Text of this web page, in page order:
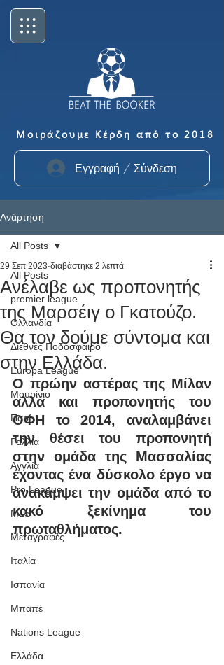
Μοιράζουμε Κέρδη από το 2018
Εγγραφή / Σύνδεση
Ανάρτηση
All Posts
premier league
Ολλανδία
Διεθνές Ποδόσφαιρο
Europa League
Μουρίνιο
Παρί
Γαλλία
Αγγλία
Pro League
MLS
Μεταγραφές
Ιταλία
Ισπανία
Μπαπέ
Nations League
Ελλάδα
All Posts
Ανέλαβε ως προπονητής
της Μαρσέιγ ο Γκατούζο.
Θα τον δούμε σύντομα και
στην Ελλάδα.
29 Σεπ 2023 διαβάστηκε 2 λεπτά
Ο πρώην αστέρας της Μίλαν
αλλά και προπονητής του
ΟΦΗ το 2014, αναλαμβάνει
την θέσει του προπονητή
στην ομάδα της Μασσαλίας
έχοντας ένα δύσκολο έργο να
ανακάμψει την ομάδα από το
κακό ξεκίνημα του
πρωταθλήματος.